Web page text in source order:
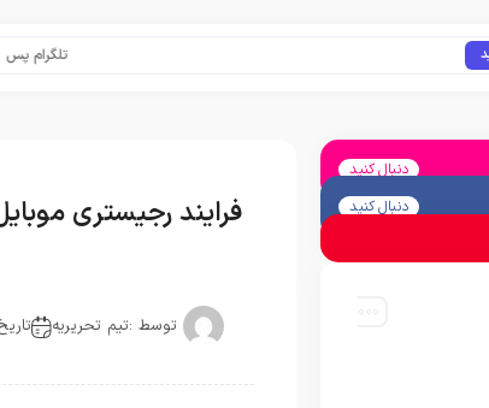
تلگرام پس از
فرایند رجیستری
توسط :تیم تحریریه تاریخ
دنبال کنید
دنبال کنید